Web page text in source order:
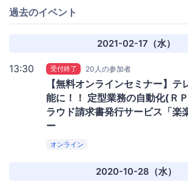
過去のイベント
2021-02-17（水）
13:30 受付終了 20人の参加者
【無料オンラインセミナー】テ
能に！！ 定型業務の自動化(Ｒ
ラウド請求書発行サービス「楽
ー
オンライン
2020-10-28（水）